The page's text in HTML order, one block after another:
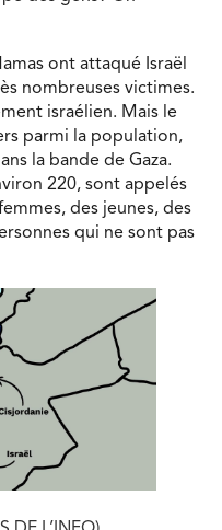
ont attaqué Israël
nombreuses victimes.
israélien. Mais le
parmi la population,
la bande de Gaza.
220, sont appelés
des jeunes, des
qui ne sont pas